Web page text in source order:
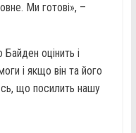
Ми готові», –
оцінить і
і якщо він та його
що посилить нашу